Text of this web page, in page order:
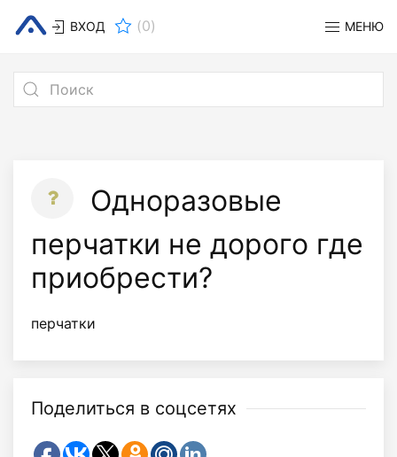
ВХОД (0) МЕНЮ
Одноразовые
перчатки не дорого где
приобрести?
перчатки
Поделиться в соцсетях